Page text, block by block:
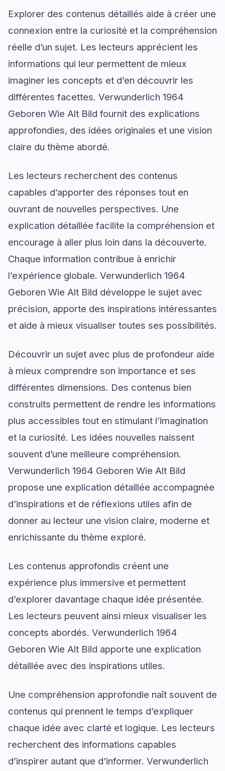
Explorer des contenus détaillés aide à créer une
connexion entre la curiosité et la compréhension
réelle d’un sujet. Les lecteurs apprécient les
informations qui leur permettent de mieux
imaginer les concepts et d’en découvrir les
différentes facettes. Verwunderlich 1964
Geboren Wie Alt Bild fournit des explications
approfondies, des idées originales et une vision
claire du thème abordé.
Les lecteurs recherchent des contenus
capables d’apporter des réponses tout en
ouvrant de nouvelles perspectives. Une
explication détaillée facilite la compréhension et
encourage à aller plus loin dans la découverte.
Chaque information contribue à enrichir
l’expérience globale. Verwunderlich 1964
Geboren Wie Alt Bild développe le sujet avec
précision, apporte des inspirations intéressantes
et aide à mieux visualiser toutes ses possibilités.
Découvrir un sujet avec plus de profondeur aide
à mieux comprendre son importance et ses
différentes dimensions. Des contenus bien
construits permettent de rendre les informations
plus accessibles tout en stimulant l’imagination
et la curiosité. Les idées nouvelles naissent
souvent d’une meilleure compréhension.
Verwunderlich 1964 Geboren Wie Alt Bild
propose une explication détaillée accompagnée
d’inspirations et de réflexions utiles afin de
donner au lecteur une vision claire, moderne et
enrichissante du thème exploré.
Les contenus approfondis créent une
expérience plus immersive et permettent
d’explorer davantage chaque idée présentée.
Les lecteurs peuvent ainsi mieux visualiser les
concepts abordés. Verwunderlich 1964
Geboren Wie Alt Bild apporte une explication
détaillée avec des inspirations utiles.
Une compréhension approfondie naît souvent de
contenus qui prennent le temps d’expliquer
chaque idée avec clarté et logique. Les lecteurs
recherchent des informations capables
d’inspirer autant que d’informer. Verwunderlich